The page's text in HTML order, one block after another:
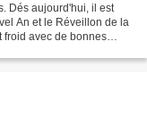
Dés aujourd'hui, il est
An et le Réveillon de la
froid avec de bonnes